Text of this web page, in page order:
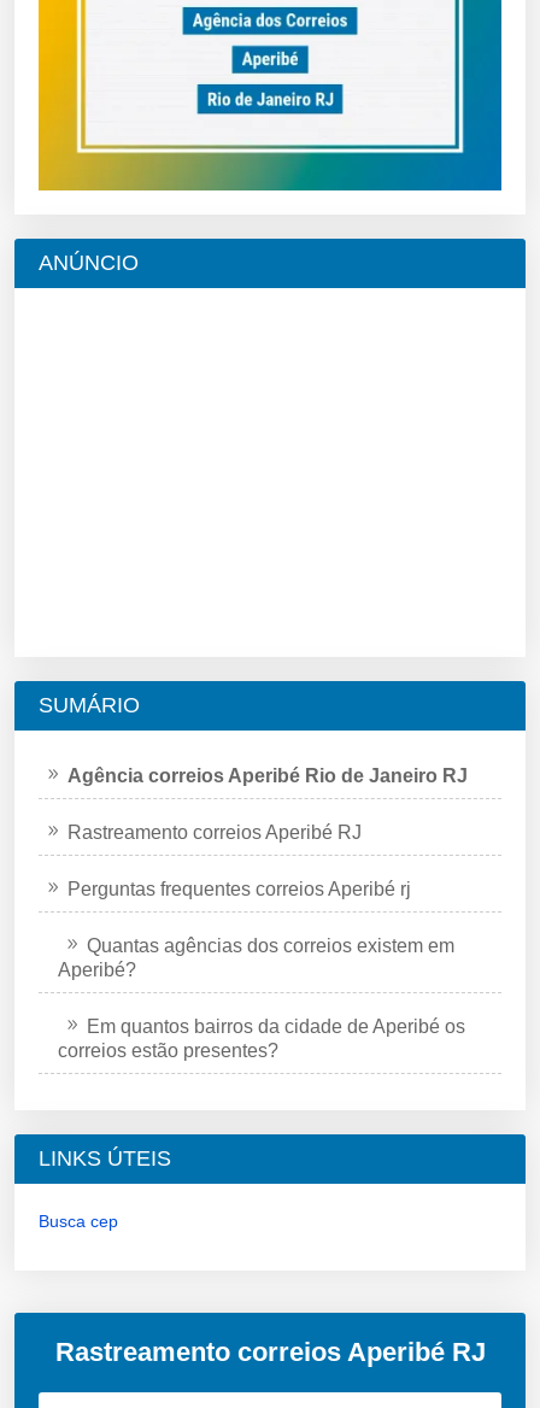
ANÚNCIO
SUMÁRIO
Agência correios Aperibé Rio de Janeiro RJ
Rastreamento correios Aperibé RJ
Perguntas frequentes correios Aperibé rj
Quantas agências dos correios existem em
Aperibé?
Em quantos bairros da cidade de Aperibé os
correios estão presentes?
LINKS ÚTEIS
Busca cep
Rastreamento correios Aperibé RJ